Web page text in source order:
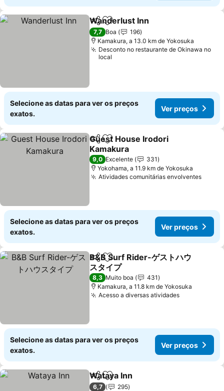
PartilharAdicionar aos favoritos
Wanderlust Inn
7,7 Boa
196
Kamakura, a 13.0 km de Yokosuka
Desconto no restaurante de Okinawa no
local
Selecione as datas para ver os preços
exatos.
Ver preços
PartilharAdicionar aos favoritos
Guest House Irodori
Kamakura
Ver preços
9,0 Excelente
331
Yokohama, a 11.9 km de Yokosuka
Atividades comunitárias envolventesVer
Selecione as datas para ver os preços
exatos.
Ver preços
PartilharAdicionar aos favoritos
B&B Surf Rider-ゲストハウ
スタイプ
Ver preços
8,3 Muito boa
431
Kamakura, a 11.8 km de Yokosuka
Acesso a diversas atividadesVer preços
Selecione as datas para ver os preços
exatos.
Ver preços
PartilharAdicionar aos favoritos
Wataya Inn
6,7
295